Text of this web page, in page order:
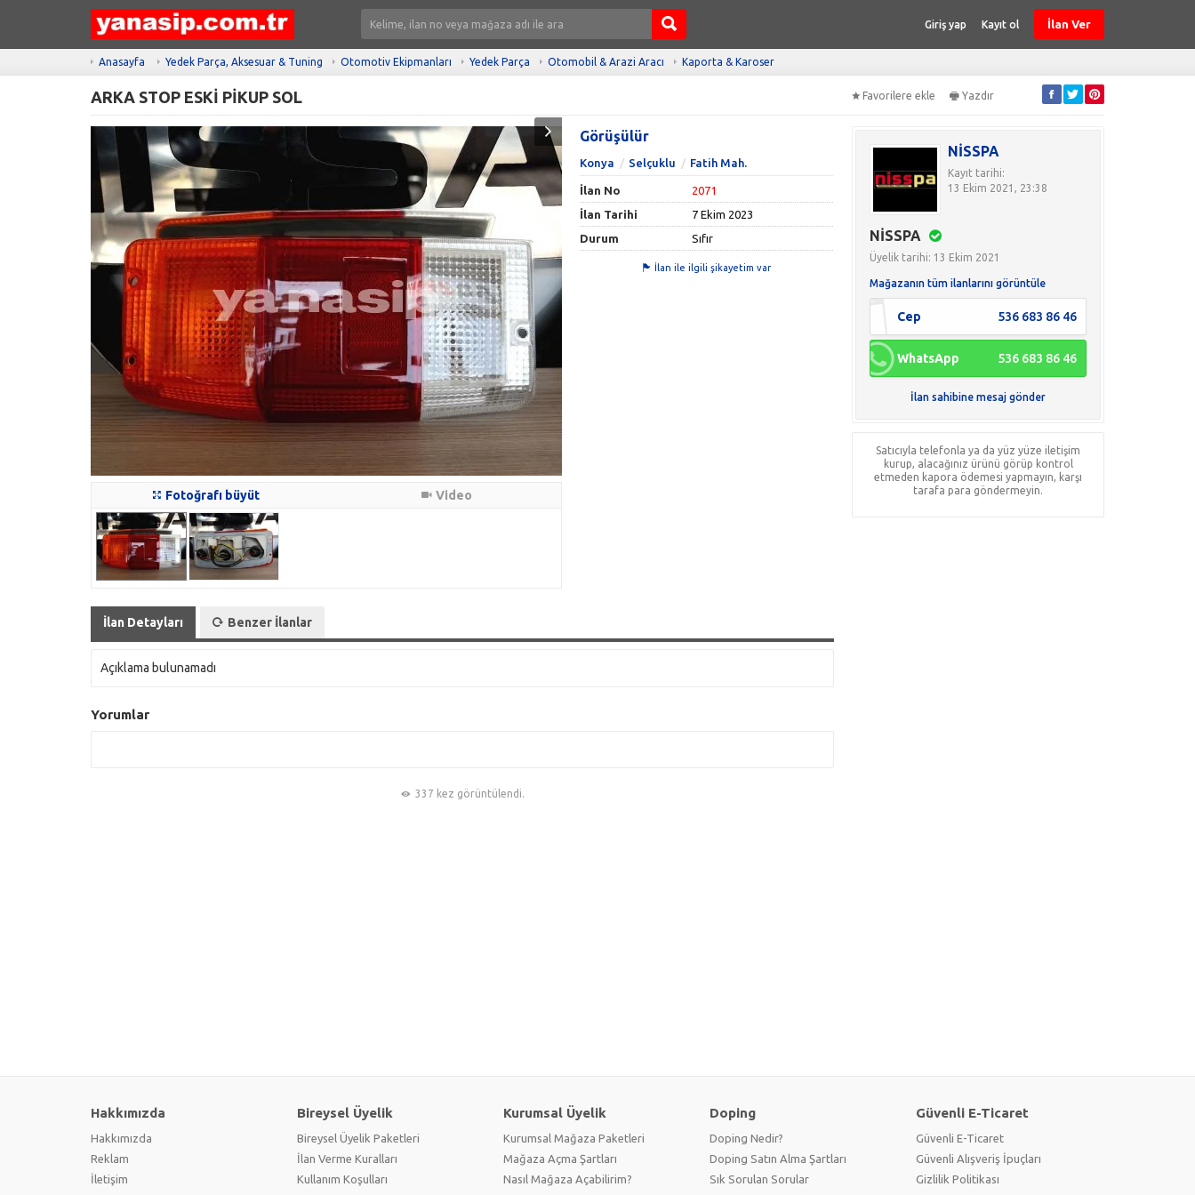
Giriş yap Kayıt ol İlan Ver
Anasayfa Yedek Parça, Aksesuar & Tuning Otomotiv Ekipmanları Yedek Parça Otomobil & Arazi Aracı Kaporta & Karoser
ARKA STOP ESKİ PİKUP SOL Favorilere ekle Yazdır
Fotoğrafı büyüt Video
Görüşülür
Konya Selçuklu Fatih Mah.
İlan No
2071
İlan Tarihi
7 Ekim 2023
Durum
Sıfır
İlan ile ilgili şikayetim var
İlan Detayları Benzer İlanlar
Açıklama bulunamadı
Yorumlar
337 kez görüntülendi.
NİSSPA
Kayıt tarihi:
13 Ekim 2021, 23:38
NİSSPA
Üyelik tarihi: 13 Ekim 2021
Mağazanın tüm ilanlarını görüntüle
Cep 536 683 86 46
WhatsApp 536 683 86 46
İlan sahibine mesaj gönder
Satıcıyla telefonla ya da yüz yüze iletişim
kurup, alacağınız ürünü görüp kontrol
etmeden kapora ödemesi yapmayın, karşı
tarafa para göndermeyin.
Hakkımızda
Hakkımızda
Reklam
İletişim
Bireysel Üyelik
Bireysel Üyelik Paketleri
İlan Verme Kuralları
Kullanım Koşulları
Kurumsal Üyelik
Kurumsal Mağaza Paketleri
Mağaza Açma Şartları
Nasıl Mağaza Açabilirim?
Doping
Doping Nedir?
Doping Satın Alma Şartları
Sık Sorulan Sorular
Güvenli E-Ticaret
Güvenli E-Ticaret
Güvenli Alışveriş İpuçları
Gizlilik Politikası